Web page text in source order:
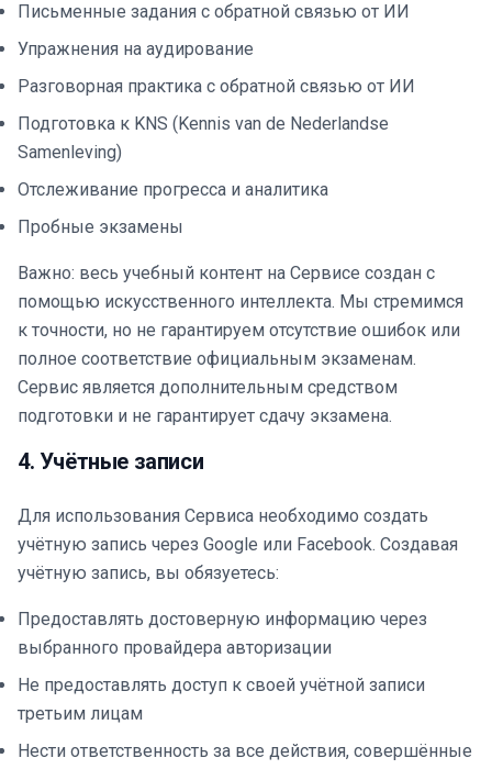
Письменные задания с обратной связью от ИИ
Упражнения на аудирование
Разговорная практика с обратной связью от ИИ
Подготовка к KNS (Kennis van de Nederlandse
Samenleving)
Отслеживание прогресса и аналитика
Пробные экзамены
Важно: весь учебный контент на Сервисе создан с
помощью искусственного интеллекта. Мы стремимся
к точности, но не гарантируем отсутствие ошибок или
полное соответствие официальным экзаменам.
Сервис является дополнительным средством
подготовки и не гарантирует сдачу экзамена.
4. Учётные записи
Для использования Сервиса необходимо создать
учётную запись через Google или Facebook. Создавая
учётную запись, вы обязуетесь:
Предоставлять достоверную информацию через
выбранного провайдера авторизации
Не предоставлять доступ к своей учётной записи
третьим лицам
Нести ответственность за все действия, совершённые